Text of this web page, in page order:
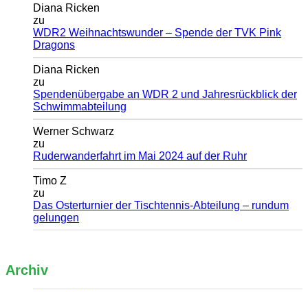
Diana Ricken
zu
WDR2 Weihnachtswunder – Spende der TVK Pink
Dragons
Diana Ricken
zu
Spendenübergabe an WDR 2 und Jahresrückblick der
Schwimmabteilung
Werner Schwarz
zu
Ruderwanderfahrt im Mai 2024 auf der Ruhr
Timo Z
zu
Das Osterturnier der Tischtennis-Abteilung – rundum
gelungen
Archiv